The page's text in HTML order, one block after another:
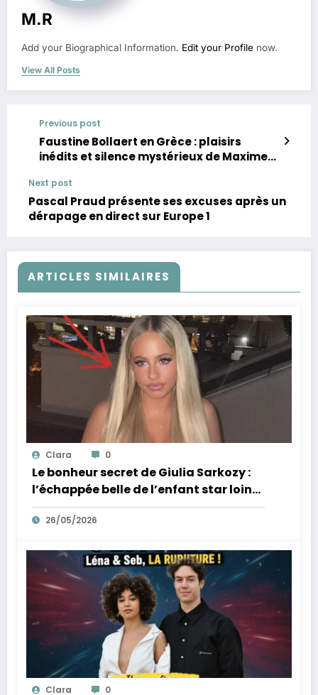
M.R
Add your Biographical Information. Edit your Profile now.
View All Posts
Previous post
Faustine Bollaert en Grèce : plaisirs
inédits et silence mystérieux de Maxime
Next post
Pascal Praud présente ses excuses après un
dérapage en direct sur Europe 1
ARTICLES SIMILAIRES
Clara 0
Le bonheur secret de Giulia Sarkozy :
l’échappée belle de l’enfant star loin
des tumultes familiaux.
26/05/2026
Clara 0